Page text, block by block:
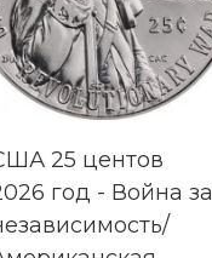
25 центов
год - Война за